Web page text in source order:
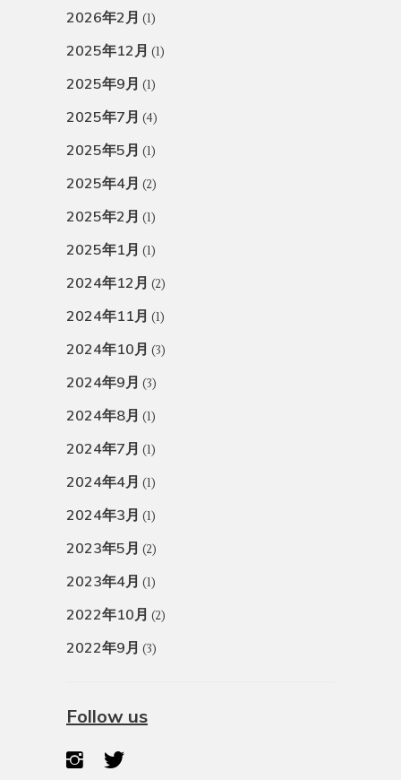
2026年2月 (1)
2025年12月 (1)
2025年9月 (1)
2025年7月 (4)
2025年5月 (1)
2025年4月 (2)
2025年2月 (1)
2025年1月 (1)
2024年12月 (2)
2024年11月 (1)
2024年10月 (3)
2024年9月 (3)
2024年8月 (1)
2024年7月 (1)
2024年4月 (1)
2024年3月 (1)
2023年5月 (2)
2023年4月 (1)
2022年10月 (2)
2022年9月 (3)
Follow us